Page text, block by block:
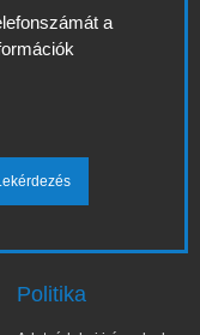
a
Politika